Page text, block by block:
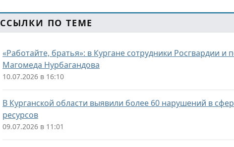
ССЫЛКИ ПО ТЕМЕ
«Работайте, братья»: в Кургане сотрудники Росгвардии
Магомеда Нурбагандова
10.07.2026 в 16:10
В Курганской области выявили более 60 нарушений в
ресурсов
09.07.2026 в 11:01